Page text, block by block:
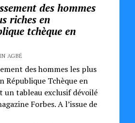
des hommes
riches en
tchèque en
AGBÉ
des hommes les plus
République Tchèque en
un tableau exclusif dévoilé
Forbes. A l’issue de